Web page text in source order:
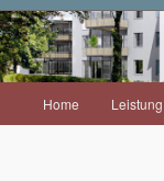
Zum
Home Leistung